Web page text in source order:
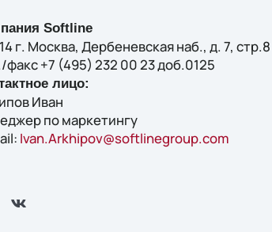
Softline
г. Москва, Дербеневская наб., д. 7, стр.8
факс +7 (495) 232 00 23 доб.0125
лицо:
Иван
по маркетингу
Ivan.Arkhipov@softlinegroup.com